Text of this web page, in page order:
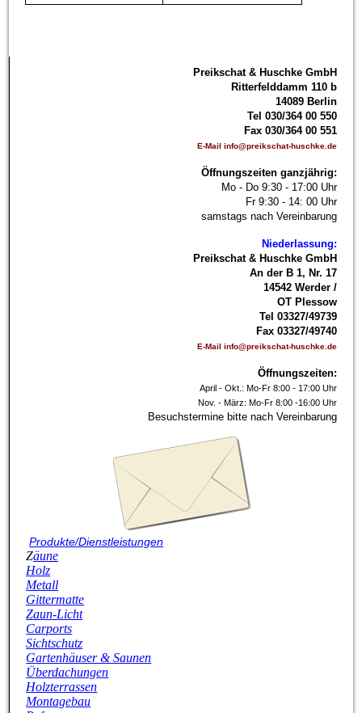
Preikschat & Huschke GmbH
Ritterfelddamm 110 b
14089 Berlin
Tel 030/364 00 550
Fax 030/364 00 551
E-Mail info@preikschat-huschke.de
Öffnungszeiten ganzjährig:
Mo - Do 9:30 - 17:00 Uhr
Fr 9:30 - 14: 00 Uhr
samstags nach Vereinbarung
Niederlassung:
Preikschat & Huschke GmbH
An der B 1, Nr. 17
14542 Werder /
OT Plessow
Tel 03327/49739
Fax 03327/49740
E-Mail info@preikschat-huschke.de
Öffnungszeiten:
April - Okt.: Mo-Fr 8:00 - 17:00 Uhr
Nov. - März: Mo-Fr 8:00 -16:00 Uhr
Besuchstermine bitte nach Vereinbarung
Produkte/Dienstleistungen
Zäune
Holz
Metall
Gittermatte
Zaun-Licht
Carports
Sichtschutz
Gartenhäuser & Saunen
Überdachungen
Holzterrassen
Montagebau